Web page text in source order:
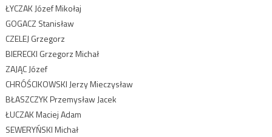
ŁYCZAK Józef Mikołaj
GOGACZ Stanisław
CZELEJ Grzegorz
BIERECKI Grzegorz Michał
ZAJĄC Józef
CHRÓŚCIKOWSKI Jerzy Mieczysław
BŁASZCZYK Przemysław Jacek
ŁUCZAK Maciej Adam
SEWERYŃSKI Michał